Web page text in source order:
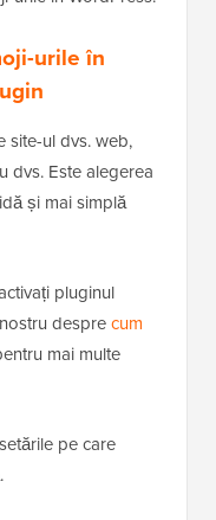
urile în
site-ul dvs. web,
dvs. Este alegerea
și mai simplă
pluginul
desprecum
mai multe
pe care